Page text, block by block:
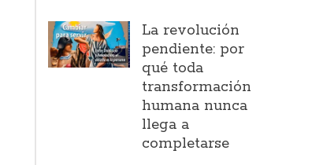
La revolución
pendiente: por
qué toda
transformación
humana nunca
llega a
completarse